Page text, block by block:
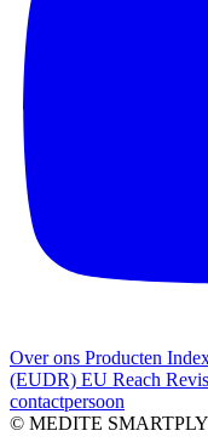
Over ons Producten
(EUDR) EU Reach
contactpersoon
© MEDITE